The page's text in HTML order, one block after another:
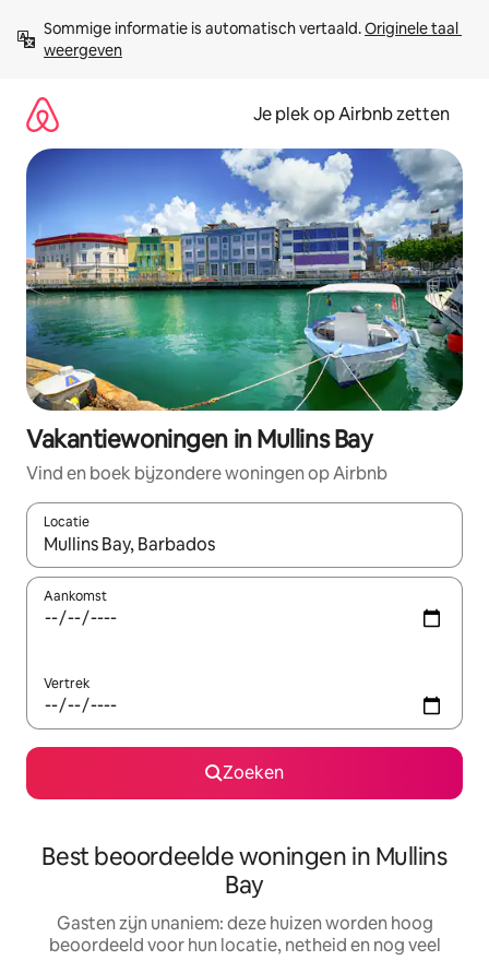
direct
naar
Sommige informatie is automatisch vertaald. Originele taal
weergeven
Je plek op Airbnb zetten
Vakantiewoningen in Mullins Bay
Vind en boek bijzondere woningen op Airbnb
Locatie
Wanneer er resultaten beschikbaar zijn, maak je een keuze
Aankomst
Vertrek
Zoeken
Best beoordeelde woningen in Mullins
Bay
Gasten zijn unaniem: deze huizen worden hoog
beoordeeld voor hun locatie, netheid en nog veel